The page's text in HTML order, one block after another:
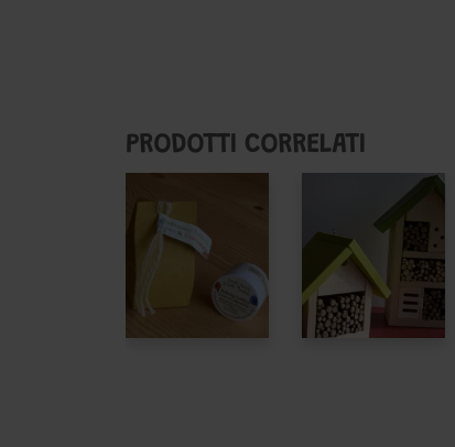
PRODOTTI CORRELATI